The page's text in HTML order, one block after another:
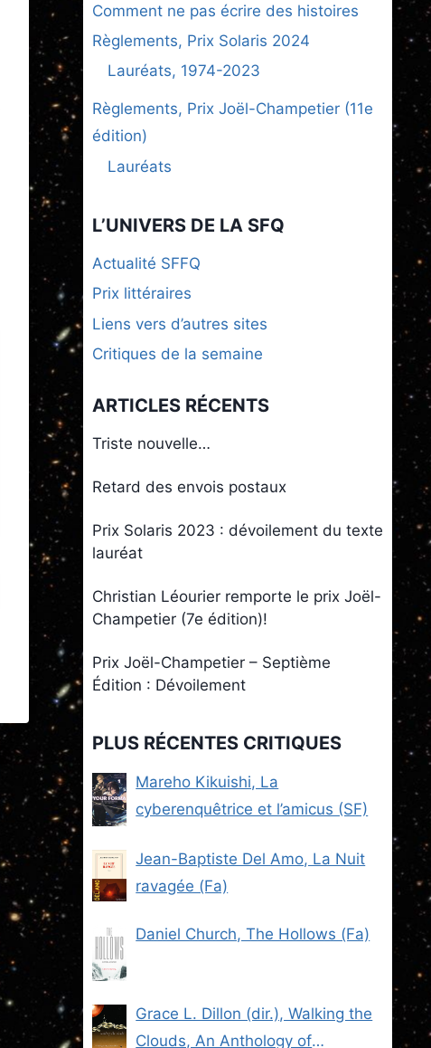
Comment ne pas écrire des histoires
Règlements, Prix Solaris 2024
Lauréats, 1974-2023
Règlements, Prix Joël-Champetier (11e
édition)
Lauréats
L’UNIVERS DE LA SFQ
Actualité SFFQ
Prix littéraires
Liens vers d’autres sites
Critiques de la semaine
ARTICLES RÉCENTS
Triste nouvelle…
Retard des envois postaux
Prix Solaris 2023 : dévoilement du texte
lauréat
Christian Léourier remporte le prix Joël-
Champetier (7e édition)!
Prix Joël-Champetier – Septième
Édition : Dévoilement
PLUS RÉCENTES CRITIQUES
Mareho Kikuishi, La
cyberenquêtrice et l’amicus (SF)
Jean-Baptiste Del Amo, La Nuit
ravagée (Fa)
Daniel Church, The Hollows (Fa)
Grace L. Dillon (dir.), Walking the
Clouds, An Anthology of